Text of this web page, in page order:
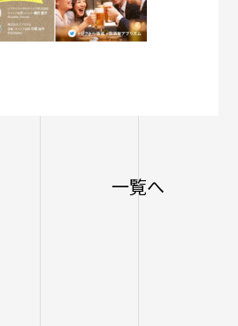
一覧へ